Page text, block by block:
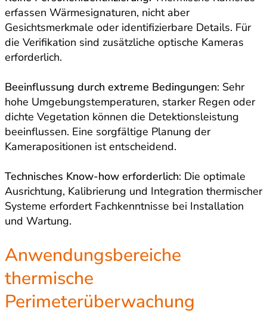
erfassen Wärmesignaturen, nicht aber
Gesichtsmerkmale oder identifizierbare Details. Für
die Verifikation sind zusätzliche optische Kameras
erforderlich.
Beeinflussung durch extreme Bedingungen: Sehr
hohe Umgebungstemperaturen, starker Regen oder
dichte Vegetation können die Detektionsleistung
beeinflussen. Eine sorgfältige Planung der
Kamerapositionen ist entscheidend.
Technisches Know-how erforderlich: Die optimale
Ausrichtung, Kalibrierung und Integration thermischer
Systeme erfordert Fachkenntnisse bei Installation
und Wartung.
Anwendungsbereiche
thermische
Perimeterüberwachung